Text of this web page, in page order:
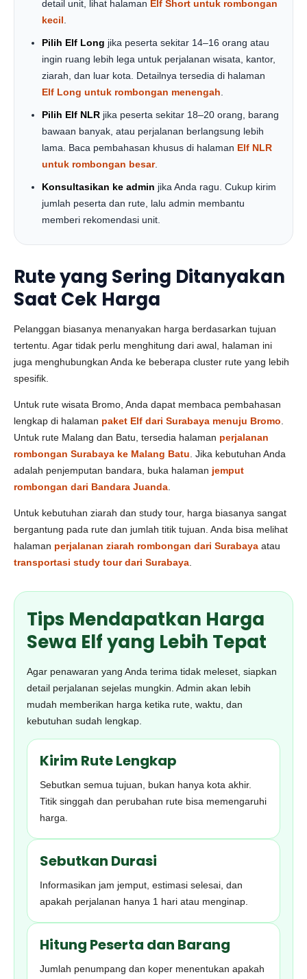
detail unit, lihat halaman Elf Short untuk rombongan
kecil
Pilih Elf Long jika peserta sekitar 14–16 orang atau
ingin ruang lebih lega untuk perjalanan wisata, kantor,
ziarah, dan luar kota. Detailnya tersedia di halaman
Elf Long untuk rombongan menengah
Pilih Elf NLR jika peserta sekitar 18–20 orang, barang
bawaan banyak, atau perjalanan berlangsung lebih
lama. Baca pembahasan khusus di halaman Elf NLR
untuk rombongan besar.
Konsultasikan ke admin jika Anda ragu. Cukup kirim
jumlah peserta dan rute, lalu admin membantu
memberi rekomendasi unit.
Rute yang Sering Ditanyakan
Saat Cek Harga
Pelanggan biasanya menanyakan harga berdasarkan tujuan
tertentu. Agar tidak perlu menghitung dari awal, halaman ini
juga menghubungkan Anda ke beberapa cluster rute yang lebih
spesifik.
Untuk rute wisata Bromo, Anda dapat membaca pembahasan
lengkap di halaman paket Elf dari Surabaya menuju Bromo
Untuk rute Malang dan Batu, tersedia halaman perjalanan
rombongan Surabaya ke Malang Batu . Jika kebutuhan Anda
adalah penjemputan bandara, buka halaman jemput
rombongan dari Bandara Juanda
Untuk kebutuhan ziarah dan study tour, harga biasanya sangat
bergantung pada rute dan jumlah titik tujuan. Anda bisa melihat
halaman perjalanan ziarah rombongan dari Surabaya atau
transportasi study tour dari Surabaya
Tips Mendapatkan Harga
Sewa Elf yang Lebih Tepat
Agar penawaran yang Anda terima tidak meleset, siapkan
detail perjalanan sejelas mungkin. Admin akan lebih
mudah memberikan harga ketika rute, waktu, dan
kebutuhan sudah lengkap.
Kirim Rute Lengkap
Sebutkan semua tujuan, bukan hanya kota akhir.
Titik singgah dan perubahan rute bisa memengaruhi
harga.
Sebutkan Durasi
Informasikan jam jemput, estimasi selesai, dan
apakah perjalanan hanya 1 hari atau menginap.
Hitung Peserta dan Barang
Jumlah penumpang dan koper menentukan apakah